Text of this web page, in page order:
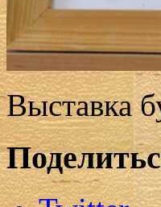
Выставка